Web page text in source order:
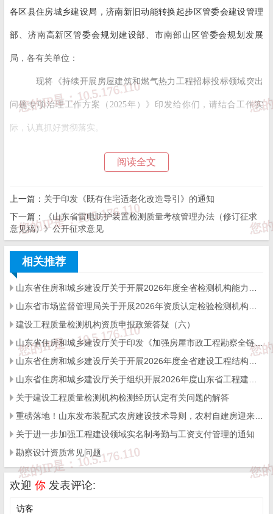
各区县住房城乡建设局，济南新旧动能转换起步区管委会建设管理
部、济南高新区管委会规划建设部、市南部山区管委会规划发展
局，各有关单位：
现将《持续开展房屋建筑和燃气热力工程招标投标领域突出
问题专项治理工作方案（2025年）》印发给你们，请结合工作实
际，认真抓好贯彻落实。
2025年4月14日
来源： 济南市住建局
免 责 告 知
片等资料）版权归作者所有，本站仅供大家学习与参考，请
勿使用于商业用途。如需作商业用途，请与原作者联系。如
未经作者同意，用作商业用途或匿名转载，产生的一切后果
将由您自己承担!作者有权利追究侵权者法律责任；
二、著作权人发现本站有侵害其合法权益的内容或作品，请
及时联系我们给出内容所在的网址，并提供相关证明资料，
在收到相关投诉后，我们会第一时间给予处理；
三、本站发布的软件仅提供给大家学习测试，请诸位用户使
用正版软件，不得商用；
四、本站的文字及图片资料允许您复制、转载和传播，转载
时请您务必先跟我们联系并注明来源；
五、免责声明方:而立居（2li.xyz）、济南工程（微信公众
号jngc2018）;
六、联系方式：☎19228663320
七、补充：
而立声明、服务协议
阅读全文
上一篇： ​关于印发《既有住宅适老化改造导引》的通知
下一篇：
《山东省雷电防护装置检测质量考核管理办法（修订征求
意见稿）》公开征求意见
相关推荐
建设工程质量检测机构资质申报政策答疑（六）
山东省住房和城乡建设厅关于印发《加强房屋市政工程勘察全链条管理实施方案》的通知
关于建设工程质量检测机构检测经历认定有关问题的解答
关于进一步加强工程建设领域实名制考勤与工资支付管理的通知
勘察设计资质常见问题
欢迎 你 发表评论: